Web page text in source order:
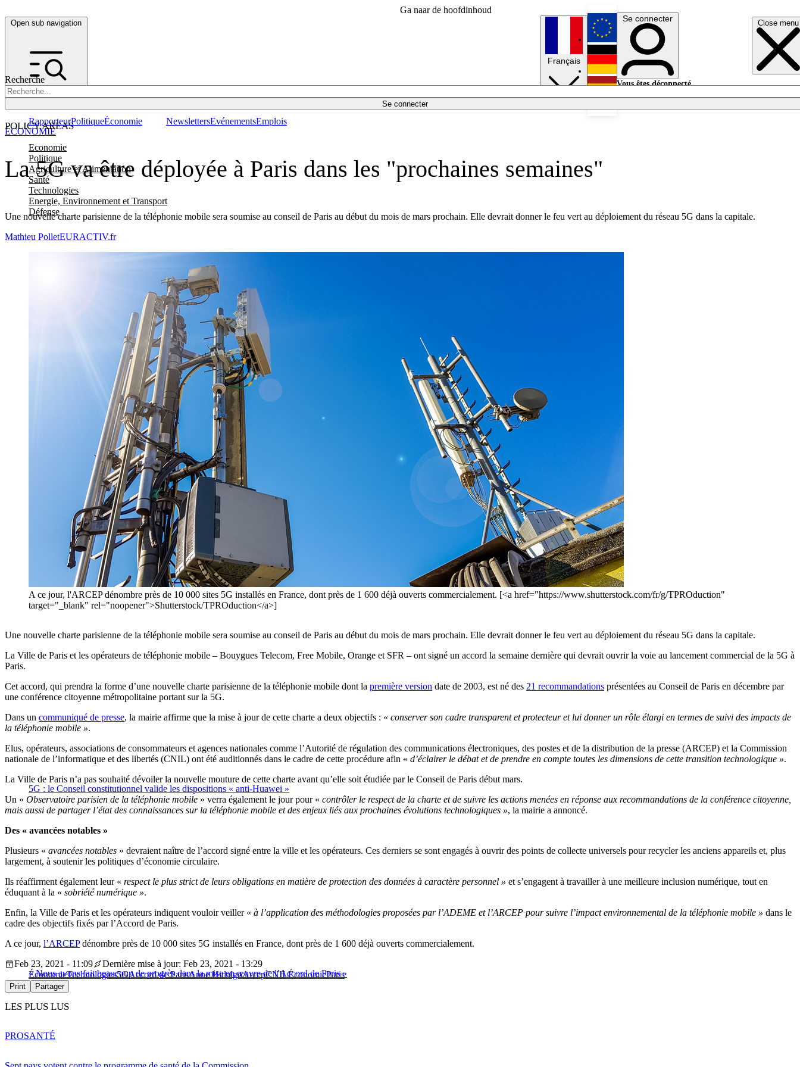
Ga naar de hoofdinhoud
Open sub navigation Close menu
Recherche
Se connecter
POLICY AREAS
Economie
Politique
Agriculture et Alimentation
Santé
Technologies
Energie, Environnement et Transport
Défense
RapporteurPolitiqueÉconomie NewslettersEvénementsEmplois
Français
English
Deutsch
Se connecter
Vous êtes déconnecté.
La 5G va être déployée à Paris dans les "prochaines semaines"
Une nouvelle charte parisienne de la téléphonie mobile sera soumise au conseil de Paris au début du mois de mars prochain. Elle devrait donner le feu vert au déploiement du réseau 5G dans la capitale.
ÉCONOMIE
Mathieu PolletEURACTIV.fr
A ce jour, l'ARCEP dénombre près de 10 000 sites 5G installés en France, dont près de 1 600 déjà ouverts commercialement. [<a href="https://www.shutterstock.com/fr/g/TPROduction"
target="_blank" rel="noopener">Shutterstock/TPROduction</a>]
Une nouvelle charte parisienne de la téléphonie mobile sera soumise au conseil de Paris au début du mois de mars prochain. Elle devrait donner le feu vert au déploiement du réseau 5G dans la capitale.
La Ville de Paris et les opérateurs de téléphonie mobile – Bouygues Telecom, Free Mobile, Orange et SFR – ont signé un accord la semaine dernière qui devrait ouvrir la voie au lancement commercial de la 5G à
Paris.
Cet accord, qui prendra la forme d’une nouvelle charte parisienne de la téléphonie mobile dont la première version date de 2003, est né des 21 recommandations présentées au Conseil de Paris en décembre par
une conférence citoyenne métropolitaine portant sur la 5G.
Dans un communiqué de presse, la mairie affirme que la mise à jour de cette charte a deux objectifs : « conserver son cadre transparent et protecteur et lui donner un rôle élargi en termes de suivi des impacts de
la téléphonie mobile ».
Elus, opérateurs, associations de consommateurs et agences nationales comme l’Autorité de régulation des communications électroniques, des postes et de la distribution de la presse (ARCEP) et la Commission
nationale de l’informatique et des libertés (CNIL) ont été auditionnés dans le cadre de cette procédure afin « d’éclairer le débat et de prendre en compte toutes les dimensions de cette transition technologique ».
5G : le Conseil constitutionnel valide les dispositions « anti-Huawei »
La Ville de Paris n’a pas souhaité dévoiler la nouvelle mouture de cette charte avant qu’elle soit étudiée par le Conseil de Paris début mars.
Un « Observatoire parisien de la téléphonie mobile » verra également le jour pour « contrôler le respect de la charte et de suivre les actions menées en réponse aux recommandations de la conférence citoyenne,
mais aussi de partager l’état des connaissances sur la téléphonie mobile et des enjeux liés aux prochaines évolutions technologiques », la mairie a annoncé.
Des « avancées notables »
Plusieurs « avancées notables » devraient naître de l’accord signé entre la ville et les opérateurs. Ces derniers se sont engagés à ouvrir des points de collecte universels pour recycler les anciens appareils et, plus
largement, à soutenir les politiques d’économie circulaire.
Ils réaffirment également leur « respect le plus strict de leurs obligations en matière de protection des données à caractère personnel » et s’engagent à travailler à une meilleure inclusion numérique, tout en
éduquant à la « sobriété numérique ».
Enfin, la Ville de Paris et les opérateurs indiquent vouloir veiller « à l’application des méthodologies proposées par l’ADEME et l’ARCEP pour suivre l’impact environnemental de la téléphonie mobile » dans le
cadre des objectifs fixés par l’Accord de Paris.
A ce jour, l’ARCEPdénombre près de 10 000 sites 5G installés en France, dont près de 1 600 déjà ouverts commercialement.
« Nous avons fait beaucoup de progrès dans la mise en œuvre de l’Accord de Paris »
Feb 23, 2021 - 11:09
Dernière mise à jour: Feb 23, 2021 - 13:29
ÉconomieTechnologies5GAccord de ParisAnne HidalgoArcepCNILÉconomieParis
Print Partager
LES PLUS LUS
PROSANTÉ